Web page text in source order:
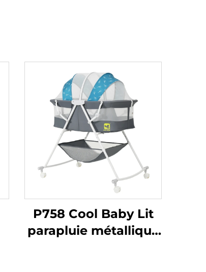
P758 Cool Baby Lit
parapluie métallique